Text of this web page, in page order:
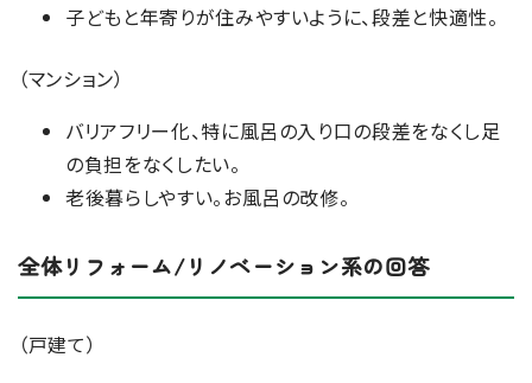
子どもと年寄りが住みやすいように、段差と快適性。
（マンション）
バリアフリー化、特に風呂の入り口の段差をなくし足
の負担をなくしたい。
老後暮らしやすい。お風呂の改修。
全体リフォーム/リノベーション系の回答
（戸建て）